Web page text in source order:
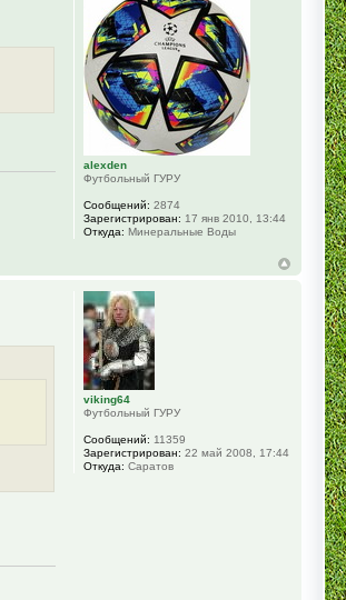
alexden
Футбольный ГУРУ
Сообщений: 2874
Зарегистрирован: 17 янв 2010, 13:44
Откуда: Минеральные Воды
viking64
Футбольный ГУРУ
Сообщений: 11359
Зарегистрирован: 22 май 2008, 17:44
Откуда: Саратов